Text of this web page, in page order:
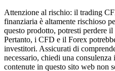
Attenzione al rischio: il trading
finanziaria è altamente rischioso
questo prodotto, potresti perdere
Pertanto, i CFD e il Forex
investitori. Assicurati di
necessario, chiedi una
contenute in questo sito web non